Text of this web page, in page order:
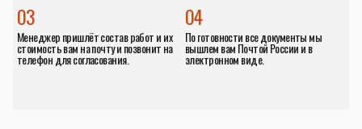
04
По готовности все документы мы
вышлем вам Почтой России и в
электронном виде.
03
Менеджер пришлёт состав работ и их
стоимость вам на почту и позвонит на
телефон для согласования.